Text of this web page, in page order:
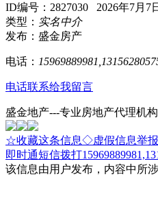
ID编号：2827030 2026年7月7
类型： 实名中介
发布：盛金房产
电话：
电话联系给我留言
盛金地产---专业房地产代理机构
☆收藏这条信息◇虚假信息举报
即时通短信拨打
该信息由用户发布，内容中所